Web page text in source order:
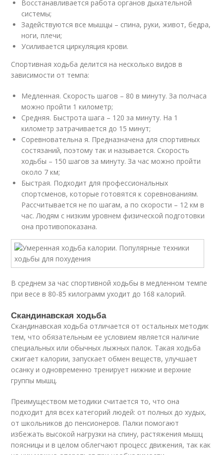
Восстанавливается работа органов дыхательной
системы;
Задействуются все мышцы – спина, руки, живот, бедра,
ноги, плечи;
Усиливается циркуляция крови.
Спортивная ходьба делится на несколько видов в
зависимости от темпа:
Медленная. Скорость шагов – 80 в минуту. За полчаса
можно пройти 1 километр;
Средняя. Быстрота шага – 120 за минуту. На 1
километр затрачивается до 15 минут;
Соревновательна я. Предназначена для спортивных
состязаний, поэтому так и называется. Скорость
ходьбы – 150 шагов за минуту. За час можно пройти
около 7 км;
Быстрая. Подходит для профессиональных
спортсменов, которые готовятся к соревнованиям.
Рассчитывается не по шагам, а по скорости – 12 км в
час. Людям с низким уровнем физической подготовки
она противопоказана.
В среднем за час спортивной ходьбы в медленном темпе
при весе в 80-85 килограмм уходит до 168 калорий.
Скандинавская ходьба
Скандинавская ходьба отличается от остальных методик
тем, что обязательным ее условием является наличие
специальных или обычных лыжных палок. Такая ходьба
сжигает калории, запускает обмен веществ, улучшает
осанку и одновременно тренирует нижние и верхние
группы мышц.
Преимуществом методики считается то, что она
подходит для всех категорий людей: от полных до худых,
от школьников до пенсионеров. Палки помогают
избежать высокой нагрузки на спину, растяжения мышц
поясницы и в целом облегчают процесс движения, так как